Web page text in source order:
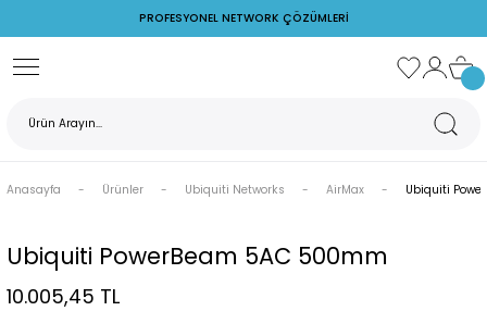
PROFESYONEL NETWORK ÇÖZÜMLERİ
Geri Dön
AirMax
PoE Adaptörler
Reyee
Ruijie Firewall
POE Adaptör
Switch
Anasayfa Ürünler Ubiquiti Networks AirMax Ubiquiti
Ubiquiti PowerBeam 5AC 500mm
10.005,45 TL